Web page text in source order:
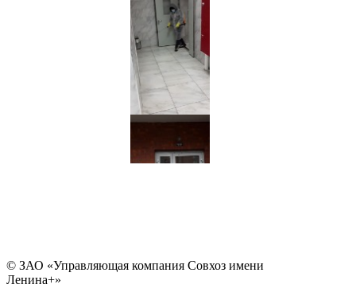
© ЗАО «Управляющая компания Совхоз имени
Ленина+»